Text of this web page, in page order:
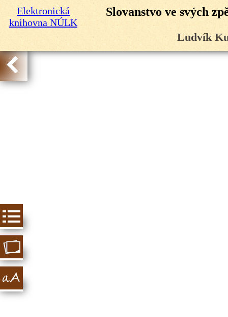
Elektronická
knihovna NÚLK
Slovanstvo ve svých
Ludvík